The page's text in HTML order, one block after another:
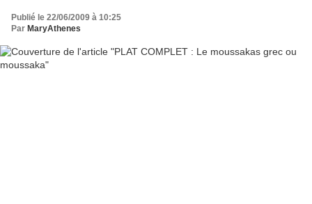
Publié le 22/06/2009 à 10:25
Par MaryAthenes